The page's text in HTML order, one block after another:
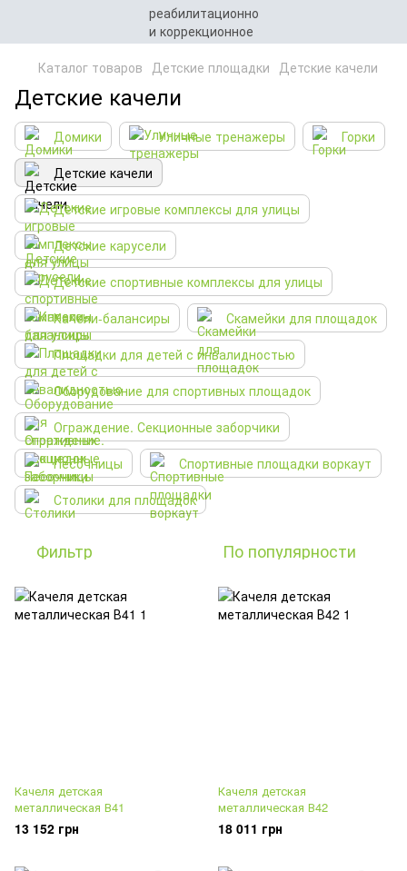
Каталог товаров Детские площадки Детские качели
Детские качели
Домики Уличные тренажеры
Горки
Детские качели
Детские игровые комплексы для улицы
Детские карусели
Детские спортивные комплексы для улицы
Качели-балансиры
Скамейки для площадок
Площадки для детей с инвалидностью
Оборудование для спортивных площадок
Ограждение. Секционные заборчики
Песочницы
Спортивные площадки воркаут
Столики для площадок
Фильтр По популярности
Качеля детская
металлическая В41
13 152 грн
Качеля детская
металлическая В42
18 011 грн